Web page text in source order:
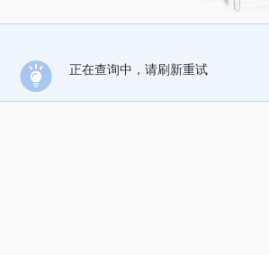
正在查询中，请刷新重试